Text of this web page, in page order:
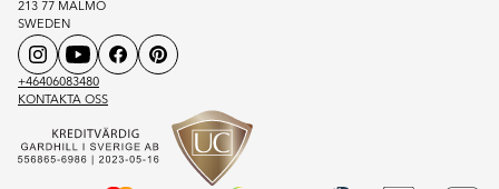
213 77 MALMÖ
SWEDEN
+46406083480
KONTAKTA OSS